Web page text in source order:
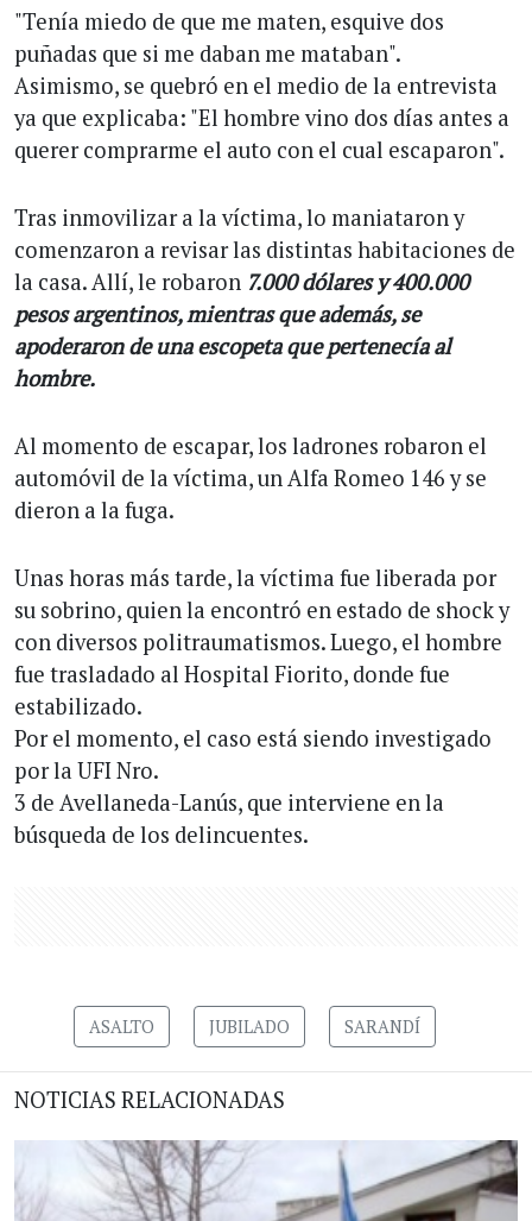
"Tenía miedo de que me maten, esquive dos
puñadas que si me daban me mataban".
Asimismo, se quebró en el medio de la entrevista
ya que explicaba: "El hombre vino dos días antes a
querer comprarme el auto con el cual escaparon".
Tras inmovilizar a la víctima, lo maniataron y
comenzaron a revisar las distintas habitaciones de
la casa. Allí, le robaron 7.000 dólares y 400.000
pesos argentinos, mientras que además, se
apoderaron de una escopeta que pertenecía al
hombre.
Al momento de escapar, los ladrones robaron el
automóvil de la víctima, un Alfa Romeo 146 y se
dieron a la fuga.
Unas horas más tarde, la víctima fue liberada por
su sobrino, quien la encontró en estado de shock y
con diversos politraumatismos. Luego, el hombre
fue trasladado al Hospital Fiorito, donde fue
estabilizado.
Por el momento, el caso está siendo investigado
por la UFI Nro.
3 de Avellaneda-Lanús, que interviene en la
búsqueda de los delincuentes.
ASALTO JUBILADO SARANDÍ
NOTICIAS RELACIONADAS